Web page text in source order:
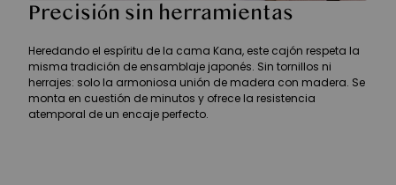
Precisión sin herramientas
Heredando el espíritu de la cama Kana, este cajón respeta la
misma tradición de ensamblaje japonés. Sin tornillos ni
herrajes: solo la armoniosa unión de madera con madera. Se
monta en cuestión de minutos y ofrece la resistencia
atemporal de un encaje perfecto.